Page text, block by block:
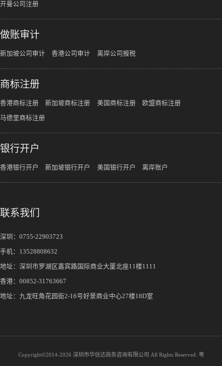
开曼公司注册
做账审计
新加坡公司审计 香港公司审计 离岸公司报税
商标注册
香港商标注册 新加坡商标注册 美国商标注册 欧盟商标注册
马德里商标注册
银行开户
香港银行开户 新加坡银行开户 美国银行开户 离岸账户
联系我们
深圳： 0755-22903723
手机： 13528808632
地址：深圳市罗湖区嘉宾路国际商业大厦北座11楼1111
香港：00852-31763667
地址：九龙旺角花园街2-16号好景商业中心27楼18D室
Copyright©2014-2026 深圳市华信达商务咨询有限公司 All Rights Reserved. 粤